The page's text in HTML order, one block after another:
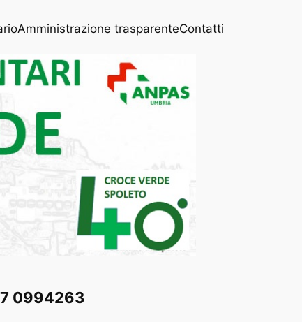
Amministrazione trasparenteContatti
0994263